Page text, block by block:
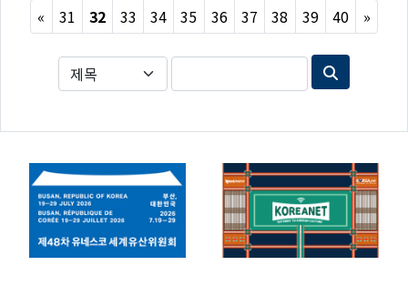
« Previous
31 32 33 34 35 36 37 38 39 40 »Next